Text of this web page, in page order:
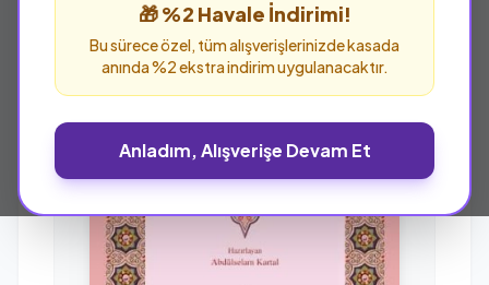
🎁 %2 Havale İndirimi!
Bu sürece özel, tüm alışverişlerinizde kasada
anında %2 ekstra indirim uygulanacaktır.
Anladım, Alışverişe Devam Et